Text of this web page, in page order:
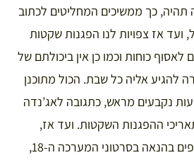
כך ממשיכים המחליטים לכתוב
ב-20 לאפריל, ועד אז צפויות לנו הפגנות שקטות
לאסוף כוחות וכמו כן אין ביכולתם של
להגיע אליה כל שבת. הכול מתוכנן
נקבעים מראש, כתגובה לאג’נדה
ההפגנות השקטות. ועד אז,
חלק ניכר מהצהובים צופים בהנאה בסרטוני המערכה ה-18,